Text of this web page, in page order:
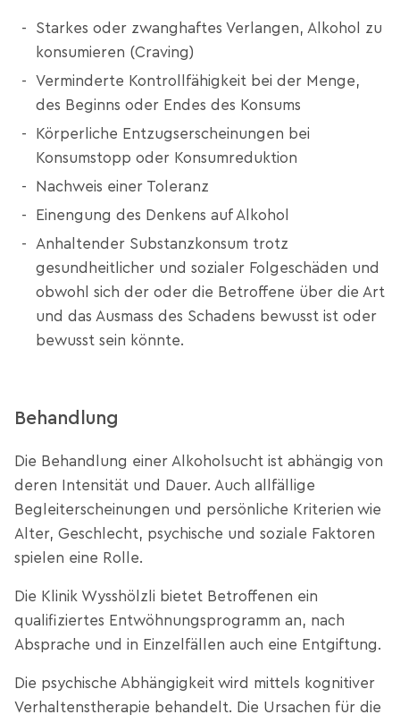
Starkes oder zwanghaftes Verlangen, Alkohol zu
konsumieren (Craving)
Verminderte Kontrollfähigkeit bei der Menge,
des Beginns oder Endes des Konsums
Körperliche Entzugserscheinungen bei
Konsumstopp oder Konsumreduktion
Nachweis einer Toleranz
Einengung des Denkens auf Alkohol
Anhaltender Substanzkonsum trotz
gesundheitlicher und sozialer Folgeschäden und
obwohl sich der oder die Betroffene über die Art
und das Ausmass des Schadens bewusst ist oder
bewusst sein könnte.
Behandlung
Die Behandlung einer Alkoholsucht ist abhängig von
deren Intensität und Dauer. Auch allfällige
Begleiterscheinungen und persönliche Kriterien wie
Alter, Geschlecht, psychische und soziale Faktoren
spielen eine Rolle.
Die Klinik Wysshölzli bietet Betroffenen ein
qualifiziertes Entwöhnungsprogramm an, nach
Absprache und in Einzelfällen auch eine Entgiftung.
Die psychische Abhängigkeit wird mittels kognitiver
Verhaltenstherapie behandelt. Die Ursachen für die